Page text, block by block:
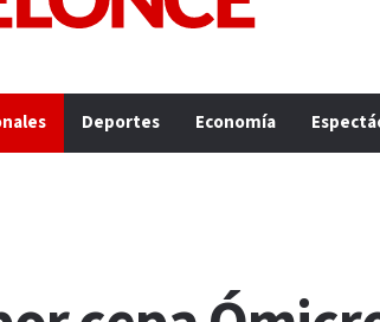
Deportes Economía